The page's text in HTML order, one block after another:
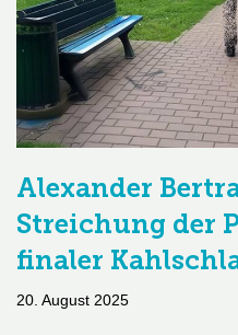
Alexander
Streichung der
finaler
20. August 2025